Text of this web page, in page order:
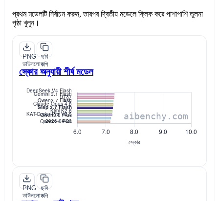
প্রথম মডেলটি নির্বাচন করুন, তারপর দ্বিতীয় মডেলে ক্লিক করে পাশাপাশি তুলনা
পৃষ্ঠা খুলুন।
PNG
ডাউনলোড
করুন
ছবি
কপি
করুন
স্কোর অনুযায়ী শীর্ষ মডেল
PNG
ডাউনলোড
ছবি
কপি